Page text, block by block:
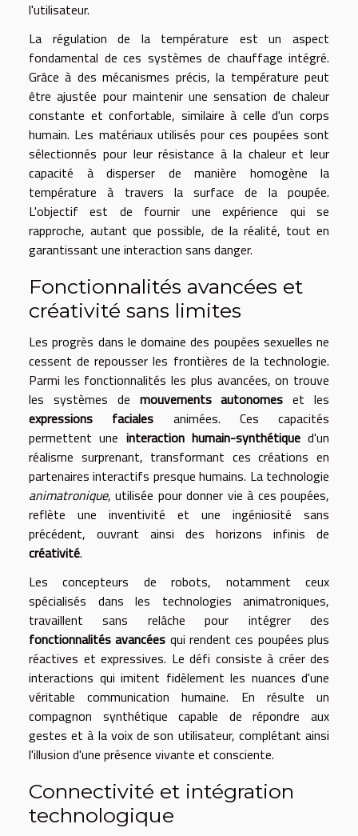
l'utilisateur.
La régulation de la température est un aspect
fondamental de ces systèmes de chauffage intégré.
Grâce à des mécanismes précis, la température peut
être ajustée pour maintenir une sensation de chaleur
constante et confortable, similaire à celle d'un corps
humain. Les matériaux utilisés pour ces poupées sont
sélectionnés pour leur résistance à la chaleur et leur
capacité à disperser de manière homogène la
température à travers la surface de la poupée.
L'objectif est de fournir une expérience qui se
rapproche, autant que possible, de la réalité, tout en
garantissant une interaction sans danger.
Fonctionnalités avancées et
créativité sans limites
Les progrès dans le domaine des poupées sexuelles ne
cessent de repousser les frontières de la technologie.
Parmi les fonctionnalités les plus avancées, on trouve
les systèmes de mouvements autonomes et les
expressions faciales animées. Ces capacités
permettent une interaction humain-synthétiqued'un
réalisme surprenant, transformant ces créations en
partenaires interactifs presque humains. La technologie
animatronique, utilisée pour donner vie à ces poupées,
reflète une inventivité et une ingéniosité sans
précédent, ouvrant ainsi des horizons infinis de
créativité.
Les concepteurs de robots, notamment ceux
spécialisés dans les technologies animatroniques,
travaillent sans relâche pour intégrer des
fonctionnalités avancées qui rendent ces poupées plus
réactives et expressives. Le défi consiste à créer des
interactions qui imitent fidèlement les nuances d'une
véritable communication humaine. En résulte un
compagnon synthétique capable de répondre aux
gestes et à la voix de son utilisateur, complétant ainsi
l'illusion d'une présence vivante et consciente.
Connectivité et intégration
technologique